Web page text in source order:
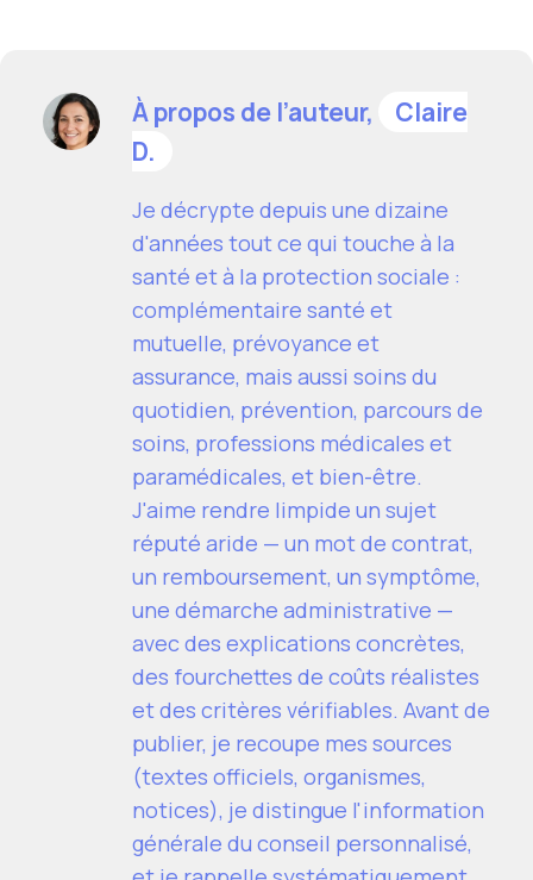
À propos de l’auteur,
Claire
D.
Je décrypte depuis une dizaine
d'années tout ce qui touche à la
santé et à la protection sociale :
complémentaire santé et
mutuelle, prévoyance et
assurance, mais aussi soins du
quotidien, prévention, parcours de
soins, professions médicales et
paramédicales, et bien-être.
J'aime rendre limpide un sujet
réputé aride — un mot de contrat,
un remboursement, un symptôme,
une démarche administrative —
avec des explications concrètes,
des fourchettes de coûts réalistes
et des critères vérifiables. Avant de
publier, je recoupe mes sources
(textes officiels, organismes,
notices), je distingue l'information
générale du conseil personnalisé,